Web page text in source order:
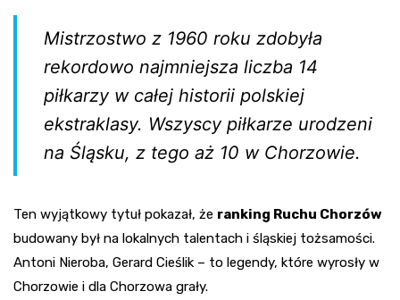
Mistrzostwo z 1960 roku zdobyła
rekordowo najmniejsza liczba 14
piłkarzy w całej historii polskiej
ekstraklasy. Wszyscy piłkarze urodzeni
na Śląsku, z tego aż 10 w Chorzowie.
Ten wyjątkowy tytuł pokazał, że ranking Ruchu Chorzów
budowany był na lokalnych talentach i śląskiej tożsamości.
Antoni Nieroba, Gerard Cieślik – to legendy, które wyrosły w
Chorzowie i dla Chorzowa grały.